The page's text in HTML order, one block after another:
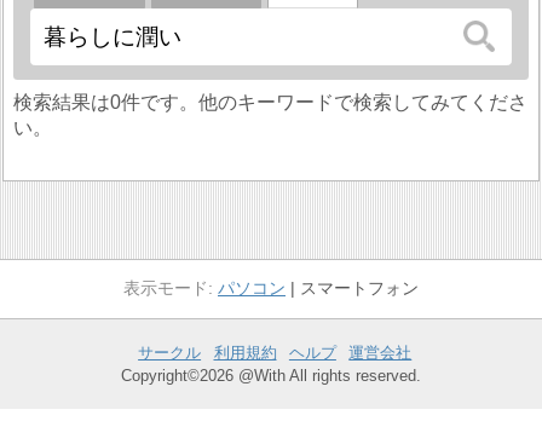
検索結果は0件です。他のキーワードで検索してみてくださ
い。
パソコン スマートフォン
サークル 利用規約 ヘルプ
運営会社
Copyright©2026 @With All rights reserved.